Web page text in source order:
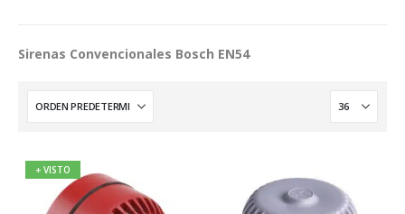
Sirenas Convencionales Bosch EN54
+ VISTO